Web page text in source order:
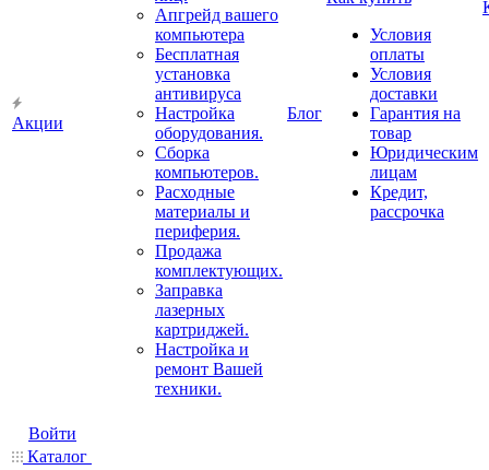
Акции
Апгрейд вашего
компьютера
Бесплатная
установка
антивируса
Настройка
оборудования.
Сборка
компьютеров.
Расходные
материалы и
периферия.
Продажа
комплектующих.
Заправка
лазерных
картриджей.
Настройка и
ремонт Вашей
техники.
Блог
Условия
оплаты
Условия
доставки
Гарантия на
товар
Юридическим
лицам
Кредит,
рассрочка
Войти
Каталог